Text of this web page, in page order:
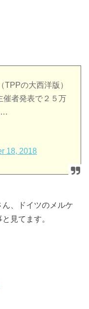
TPPの大西洋版）
催者発表で２５万
…
18, 2018
、ドイツのメルケ
見てます。